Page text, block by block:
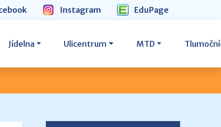
Instagram EduPage
Jídelna Ulicentrum MTD